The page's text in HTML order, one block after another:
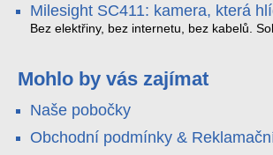
YouTube – bez běžícího počítače.
které vám zjednoduší práci – a jedna z
spoustu zbytečných výjezdů k zákazníkům.
Milesight SC411: kamera, která
kabel nedosáhne
Bez elektřiny, bez internetu, bez kabelů.
váš telefon. Podívejte se na video.
Mohlo by vás zajímat
Naše pobočky
Obchodní podmínky &